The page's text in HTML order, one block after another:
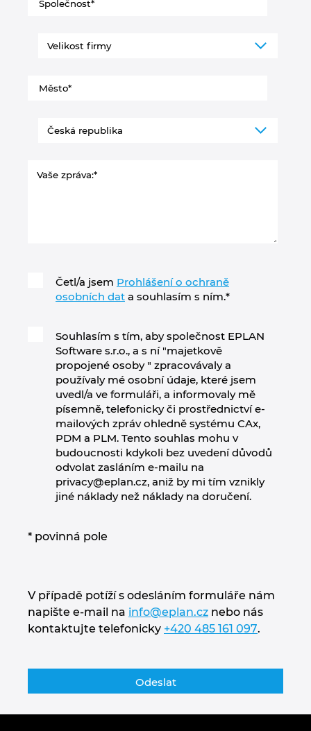
Četl/a jsem Prohlášení o ochraně
osobních dat a souhlasím s ním.*
Souhlasím s tím, aby společnost EPLAN
Software s.r.o., a s ní "majetkově
propojené osoby " zpracovávaly a
používaly mé osobní údaje, které jsem
uvedl/a ve formuláři, a informovaly mě
písemně, telefonicky či prostřednictví e-
mailových zpráv ohledně systému CAx,
PDM a PLM. Tento souhlas mohu v
budoucnosti kdykoli bez uvedení důvodů
odvolat zasláním e-mailu na
privacy@eplan.cz, aniž by mi tím vznikly
jiné náklady než náklady na doručení.
* povinná pole
V případě potíží s odesláním formuláře nám
napište e-mail na info@eplan.cz nebo nás
kontaktujte telefonicky +420 485 161 097.